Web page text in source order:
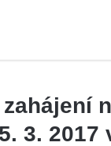
3. 2017